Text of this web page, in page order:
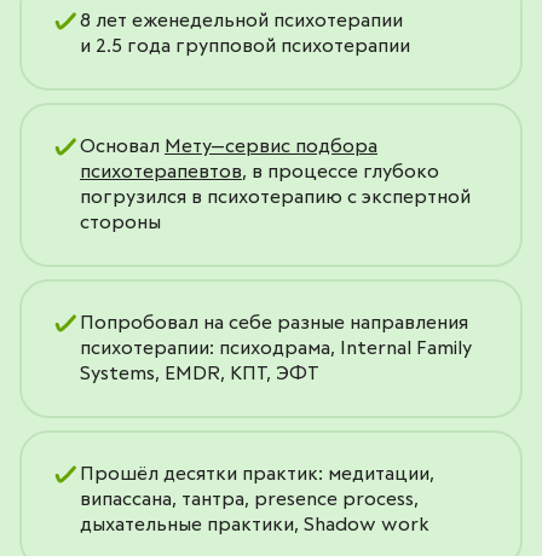
8 лет еженедельной психотерапии
и 2.5 года групповой психотерапии
Основал Мету—сервис подбора
психотерапевтов, в процессе глубоко
погрузился в психотерапию с экспертной
стороны
Попробовал на себе разные направления
психотерапии: психодрама, Internal Family
Systems, EMDR, КПТ, ЭФТ
Прошёл десятки практик: медитации,
випассана, тантра, presence process,
дыхательные практики, Shadow work